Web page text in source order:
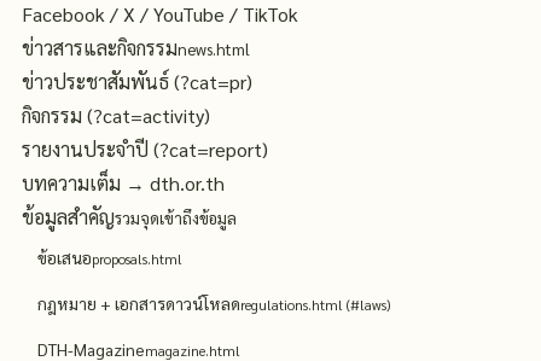
Facebook / X / YouTube / TikTok
ข่าวสารและกิจกรรมnews.html
ข่าวประชาสัมพันธ์ (?cat=pr)
กิจกรรม (?cat=activity)
รายงานประจำปี (?cat=report)
บทความเต็ม → dth.or.th
ข้อมูลสำคัญรวมจุดเข้าถึงข้อมูล
ข้อเสนอproposals.html
กฎหมาย + เอกสารดาวน์โหลดregulations.html (#laws)
DTH-Magazinemagazine.html